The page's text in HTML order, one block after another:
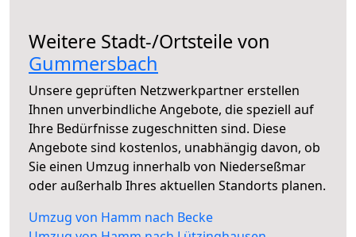
Weitere Stadt-/Ortsteile von
Gummersbach
Unsere geprüften Netzwerkpartner erstellen
Ihnen unverbindliche Angebote, die speziell auf
Ihre Bedürfnisse zugeschnitten sind. Diese
Angebote sind kostenlos, unabhängig davon, ob
Sie einen Umzug innerhalb von Niederseßmar
oder außerhalb Ihres aktuellen Standorts planen.
Umzug von Hamm nach Becke